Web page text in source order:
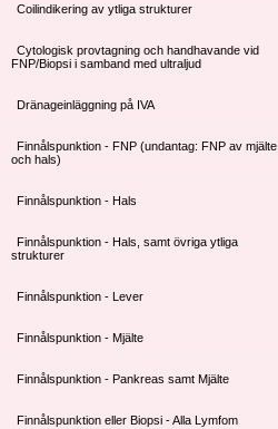
Coilindikering av ytliga strukturer
Cytologisk provtagning och handhavande vid
FNP/Biopsi i samband med ultraljud
Dränageinläggning på IVA
Finnålspunktion - FNP (undantag: FNP av mjälte
och hals)
Finnålspunktion - Hals
Finnålspunktion - Hals, samt övriga ytliga
strukturer
Finnålspunktion - Lever
Finnålspunktion - Mjälte
Finnålspunktion - Pankreas samt Mjälte
Finnålspunktion eller Biopsi - Alla Lymfom